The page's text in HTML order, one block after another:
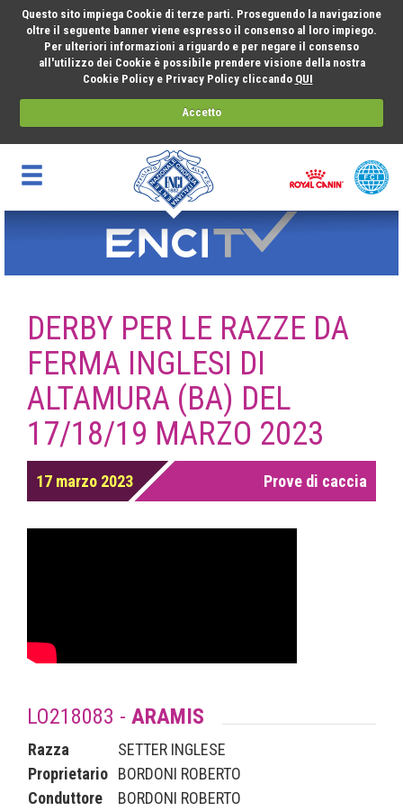
Questo sito impiega Cookie di terze parti. Proseguendo la navigazione
oltre il seguente banner viene espresso il consenso al loro impiego.
Per ulteriori informazioni a riguardo e per negare il consenso
all'utilizzo dei Cookie è possibile prendere visione della nostra
Cookie Policy e Privacy Policy cliccando QUI
Accetto
DERBY PER LE RAZZE DA
FERMA INGLESI DI
ALTAMURA (BA) DEL
17/18/19 MARZO 2023
17 marzo 2023 Prove di caccia
LO218083 - ARAMIS
Razza
SETTER INGLESE
Proprietario BORDONI ROBERTO
Conduttore
BORDONI ROBERTO